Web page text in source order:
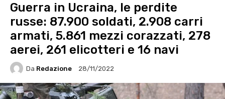
Guerra in Ucraina, le perdite
russe: 87.900 soldati, 2.908 carri
armati, 5.861 mezzi corazzati, 278
aerei, 261 elicotteri e 16 navi
Da Redazione 28/11/2022